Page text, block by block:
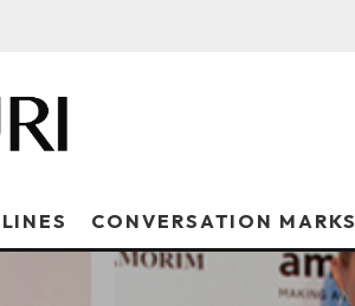
CONVERSATION MARKS